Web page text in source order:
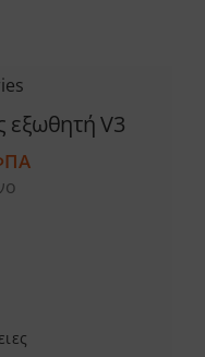
εξωθητή V3